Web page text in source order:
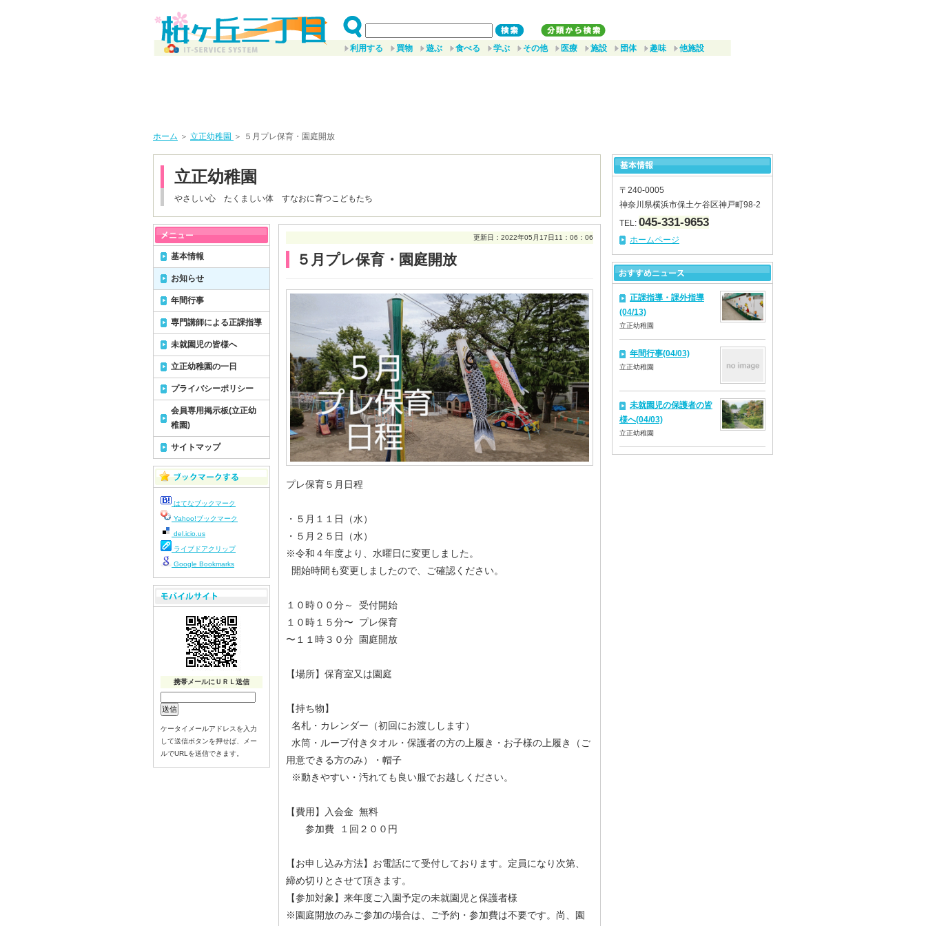
利用する 買物 遊ぶ 食べる 学ぶ その他 医療 施設 団体 趣味 他施設
ホーム ＞ 立正幼稚園 ＞ ５月プレ保育・園庭開放
立正幼稚園
やさしい心 たくましい体 すなおに育つこどもたち
更新日：2022年05月17日11：06：06
５月プレ保育・園庭開放
プレ保育５月日程
・５月１１日（水）
・５月２５日（水）
※令和４年度より、水曜日に変更しました。
開始時間も変更しましたので、ご確認ください。
１０時００分～ 受付開始
１０時１５分〜 プレ保育
〜１１時３０分 園庭開放
【場所】保育室又は園庭
【持ち物】
名札・カレンダー（初回にお渡しします）
水筒・ループ付きタオル・保護者の方の上履き・お子様の上履き（ご
用意できる方のみ）・帽子
※動きやすい・汚れても良い服でお越しください。
【費用】入会金 無料
参加費 １回２００円
【お申し込み方法】お電話にて受付しております。定員になり次第、
締め切りとさせて頂きます。
【参加対象】来年度ご入園予定の未就園児と保護者様
※園庭開放のみご参加の場合は、ご予約・参加費は不要です。尚、園
基本情報
お知らせ
年間行事
専門講師による正課指導
未就園児の皆様へ
立正幼稚園の一日
プライバシーポリシー
会員専用掲示板(立正幼
稚園)
サイトマップ
はてなブックマーク
Yahoo!ブックマーク
del.icio.us
ライブドアクリップ
Google Bookmarks
携帯メールにＵＲＬ送信
ケータイメールアドレスを入力
して送信ボタンを押せば、メー
ルでURLを送信できます。
〒240-0005
神奈川県横浜市保土ケ谷区神戸町98-2
TEL: 045-331-9653
ホームページ
正課指導・課外指導
(04/13)
立正幼稚園
年間行事(04/03)
立正幼稚園
未就園児の保護者の皆
様へ(04/03)
立正幼稚園